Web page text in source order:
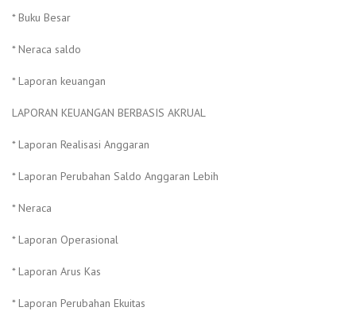
* Buku Besar
* Neraca saldo
* Laporan keuangan
LAPORAN KEUANGAN BERBASIS AKRUAL
* Laporan Realisasi Anggaran
* Laporan Perubahan Saldo Anggaran Lebih
* Neraca
* Laporan Operasional
* Laporan Arus Kas
* Laporan Perubahan Ekuitas